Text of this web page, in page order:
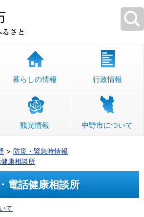
暮らしの情報 行政情報
観光情報 中野市について
防災・緊急時情報
康相談所
電話健康相談所
て